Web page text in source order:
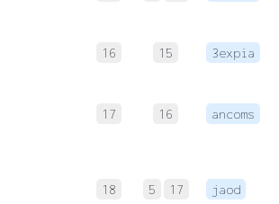
16 15 3expia
17 16 ancoms
18 5 17 jaod